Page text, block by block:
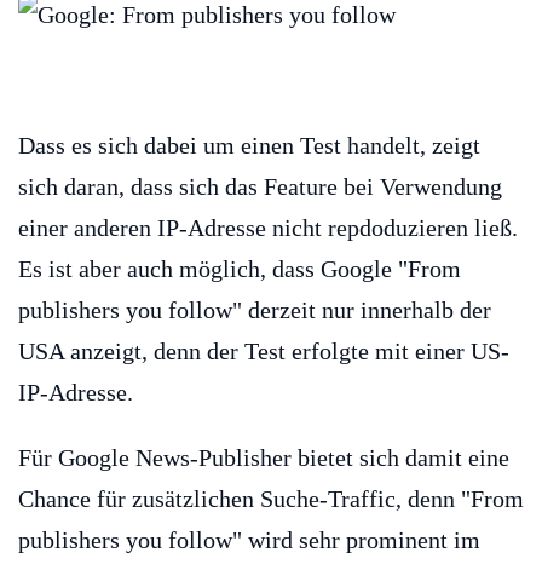
Dass es sich dabei um einen Test handelt, zeigt
sich daran, dass sich das Feature bei Verwendung
einer anderen IP-Adresse nicht repdoduzieren ließ.
Es ist aber auch möglich, dass Google "From
publishers you follow" derzeit nur innerhalb der
USA anzeigt, denn der Test erfolgte mit einer US-
IP-Adresse.
Für Google News-Publisher bietet sich damit eine
Chance für zusätzlichen Suche-Traffic, denn "From
publishers you follow" wird sehr prominent im